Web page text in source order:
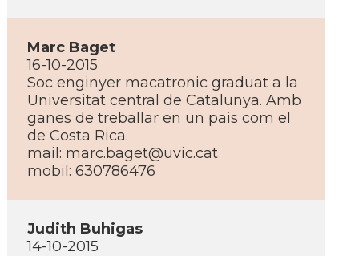
Marc Baget
16-10-2015
Soc enginyer macatronic graduat a la
Universitat central de Catalunya. Amb
ganes de treballar en un pais com el
de Costa Rica.
mail: marc.baget@uvic.cat
mobil: 630786476
Judith Buhigas
14-10-2015